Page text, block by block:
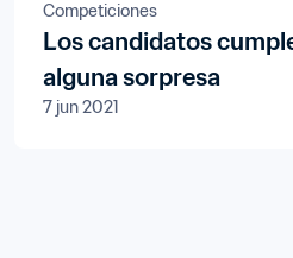
Competiciones
Los candidatos
alguna sorpresa
7 jun 2021